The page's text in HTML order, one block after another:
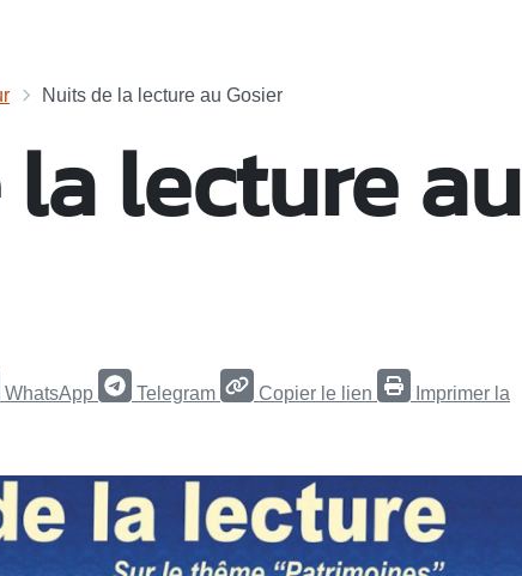
Nuits de la lecture au Gosier
lecture au
WhatsApp Telegram Copier le lien
Imprimer la